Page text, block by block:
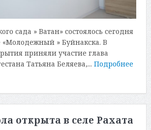
сада » Ватан» состоялось сегодня
» Буйнакска. В
приняли участие глава
Татьяна Беляева,... Подробнее
открыта в селе Рахата